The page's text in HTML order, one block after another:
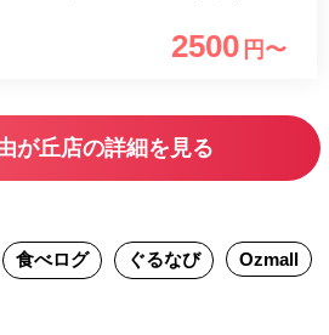
2500 円〜
が丘店の詳細を見る
食べログ ぐるなび Ozmall